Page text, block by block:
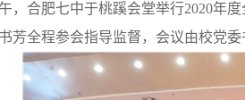
，合肥七中于桃蹊会堂举行2020年度
芳全程参会指导监督，会议由校党委